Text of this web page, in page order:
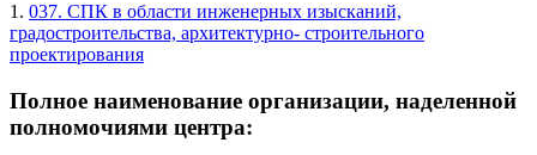
1. 037. СПК в области инженерных изысканий,
градостроительства, архитектурно- строительного
проектирования
Полное наименование организации, наделенной
полномочиями центра: